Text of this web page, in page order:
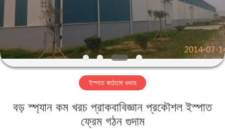
ভিডিও
ভিআর
শো
আমাদের
ইস্পাত কাঠামো গুদাম
বড় স্প্যান কম খরচ প্রাকবাবিজ্ঞান প্রকৌশল ইস্পাত
ফ্রেম গঠন গুদাম